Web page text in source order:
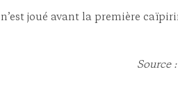
joué avant la première
Source: